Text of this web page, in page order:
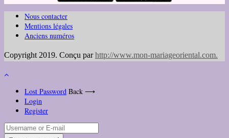
Nous contacter
Mentions légales
Anciens numéros
Copyright 2019. Conçu parhttp://www.mon-mariageoriental.com.
Lost Password Back ⟶
Login
Register